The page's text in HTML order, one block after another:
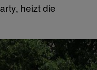
heizt die